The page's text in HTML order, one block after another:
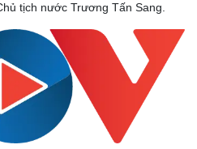
tịch nước Trương Tấn Sang.